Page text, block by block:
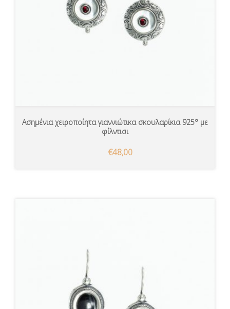
Ασημένια χειροποίητα γιαννιώτικα σκουλαρίκια 925° με
φίλντισι
€48,00